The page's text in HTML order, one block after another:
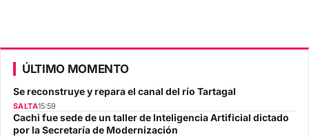
ÚLTIMO MOMENTO
Se reconstruye y repara el canal del río Tartagal
SALTA15:59
Cachi fue sede de un taller de Inteligencia Artificial dictado
por la Secretaría de Modernización